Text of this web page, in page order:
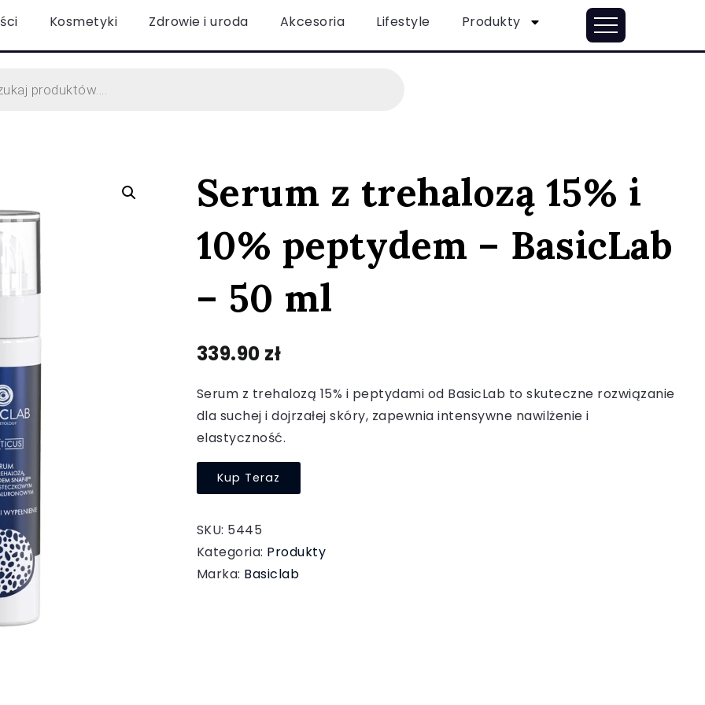
Kosmetyki Zdrowie i uroda Akcesoria Lifestyle Produkty
Serum z trehalozą 15% i
10% peptydem – BasicLab
– 50 ml
339.90 zł
Serum z trehalozą 15% i peptydami od BasicLab to skuteczne rozwiązanie
dla suchej i dojrzałej skóry, zapewnia intensywne nawilżenie i
elastyczność.
Kup Teraz
SKU: 5445
Kategoria: Produkty
Marka: Basiclab